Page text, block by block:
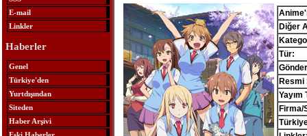
E-mail
Linkler
Haberler
Genel
Türkiye'den
Yurtdışından
Siteden
Haber Arşivi
Diğer
Tür:
Resmi
Yayım
Firma/